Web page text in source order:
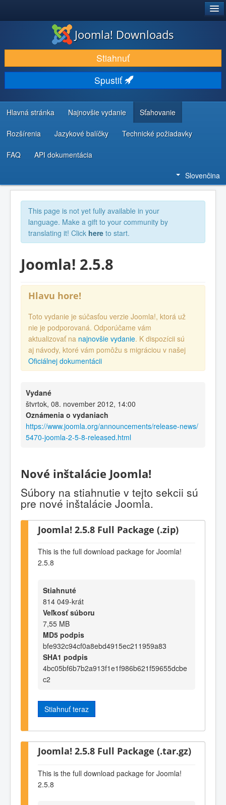
STIAHNUŤ & ROZŠÍRIŤ
OBJAVUJTE & UČTE SA
KOMUNITA & PODPORA
ZDROJE INFORMÁCIÍ PRE VÝVOJÁROV
Joomla! Downloads
Stiahnuť
Spustiť
Hlavná stránka Najnovšie vydanie Sťahovanie
Rozšírenia Jazykové balíčky Technické požiadavky
FAQ API dokumentácia
Slovenčina
This page is not yet fully available in your
language. Make a gift to your community by
translating it! Click here to start.
Joomla! 2.5.8
Hlavu hore!
Toto vydanie je súčasťou verzie Joomla!, ktorá už
nie je podporovaná. Odporúčame vám
aktualizovať na najnovšie vydanie. K dispozícii sú
aj návody, ktoré vám pomôžu s migráciou v našej
Oficiálnej dokumentácii
Vydané
štvrtok, 08. november 2012, 14:00
Oznámenia o vydaniach
https://www.joomla.org/announcements/release-news/
5470-joomla-2-5-8-released.html
Nové inštalácie Joomla!
Súbory na stiahnutie v tejto sekcii sú
pre nové inštalácie Joomla.
Joomla! 2.5.8 Full Package (.zip)
This is the full download package for Joomla!
2.5.8
Stiahnuté
814 049-krát
Veľkosť súboru
7,55 MB
MD5 podpis
bfe932c94cf0a8ebd4915ec211959a83
SHA1 podpis
4bc05bf6b7b2a913f1e1f986b621f59655dcbe
c2
Stiahnuť teraz
Joomla! 2.5.8 Full Package (.tar.gz)
This is the full download package for Joomla!
2.5.8